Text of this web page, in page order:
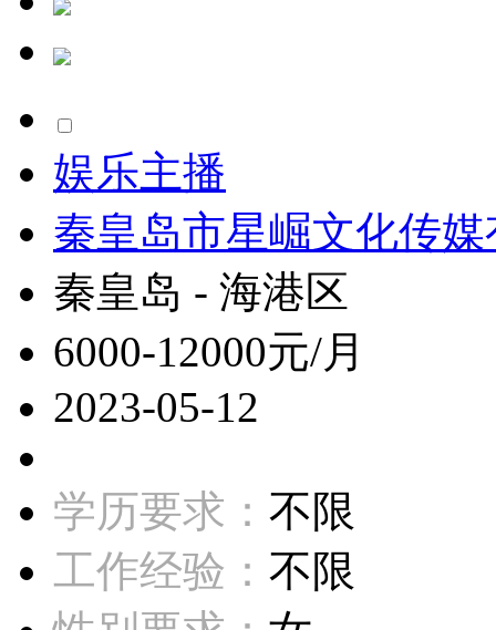
娱乐主播
秦皇岛市星崛文化传
秦皇岛 - 海港区
6000-12000元/月
2023-05-12
学历要求： 不限
工作经验： 不限